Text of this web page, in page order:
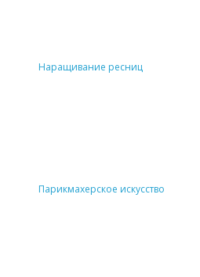
Наращивание ресниц
Парикмахерское искусство